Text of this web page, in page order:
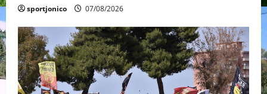
sportjonico 07/08/2026